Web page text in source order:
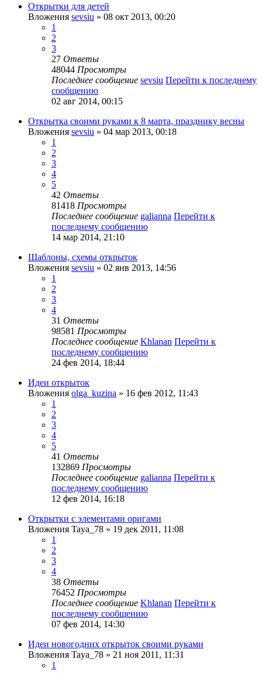
Открытки для детей
Вложения sevsiu » 08 окт 2013, 00:20
1
2
3
27 Ответы
48044 Просмотры
Последнее сообщение sevsiu Перейти к последнему
сообщению
02 авг 2014, 00:15
Открытка своими руками к 8 марта, празднику весны
Вложения sevsiu » 04 мар 2013, 00:18
1
2
3
4
5
42 Ответы
81418 Просмотры
Последнее сообщение galianna Перейти к
последнему сообщению
14 мар 2014, 21:10
Шаблоны, схемы открыток
Вложения sevsiu » 02 янв 2013, 14:56
1
2
3
4
31 Ответы
98581 Просмотры
Последнее сообщение Khlanan Перейти к
последнему сообщению
24 фев 2014, 18:44
Идеи открыток
Вложения olga_kuzina » 16 фев 2012, 11:43
1
2
3
4
5
41 Ответы
132869 Просмотры
Последнее сообщение galianna Перейти к
последнему сообщению
12 фев 2014, 16:18
Открытки с элементами оригами
Вложения Taya_78 » 19 дек 2011, 11:08
1
2
3
4
38 Ответы
76452 Просмотры
Последнее сообщение Khlanan Перейти к
последнему сообщению
07 фев 2014, 14:30
Идеи новогодних открыток своими руками
Вложения Taya_78 » 21 ноя 2011, 11:31
1